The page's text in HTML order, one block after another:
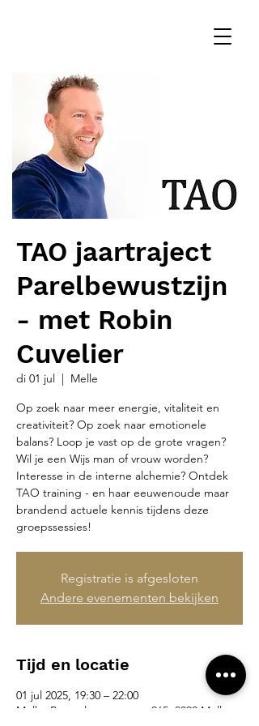
TAO jaartraject
Parelbewustzijn
- met Robin
Cuvelier
di 01 jul
  |
Melle
Op zoek naar meer energie, vitaliteit en
creativiteit? Op zoek naar emotionele
balans? Loop je vast op de grote vragen?
Wil je een Wijs man of vrouw worden?
Interesse in de interne alchemie? Ontdek
TAO training - en haar eeuwenoude maar
brandend actuele kennis tijdens deze
groepssessies!
Registratie is afgesloten
Andere evenementen bekijken
Tijd en locatie
01 jul 2025, 19:30 – 22:00
Melle, Brusselsesteenweg 265, 9090 Melle,